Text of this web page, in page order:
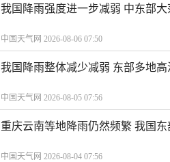
我国降雨强度进一步减弱 中东部
中国天气网 2026-08-06 07:50
我国降雨整体减少减弱 东部多地
中国天气网 2026-08-05 07:56
重庆云南等地降雨仍然频繁 我国
中国天气网 2026-08-04 07:56